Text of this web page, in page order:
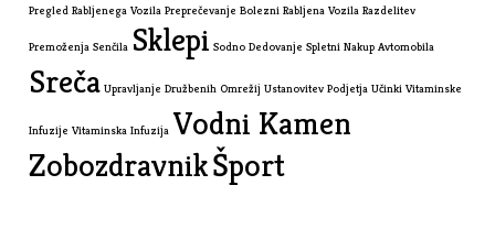
Pregled Rabljenega Vozila Preprečevanje Bolezni Rabljena Vozila Razdelitev
Premoženja Senčila Sklepi Sodno Dedovanje Spletni Nakup Avtomobila
Sreča Upravljanje Družbenih Omrežij Ustanovitev Podjetja Učinki Vitaminske
Infuzije Vitaminska Infuzija Vodni Kamen
ZobozdravnikŠport